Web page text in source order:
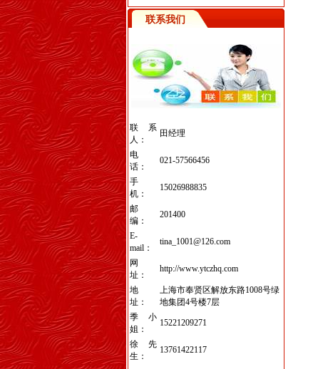
联系我们
联系
人：
田经理
电
话：
021-57566456
手
机：
15026988835
邮
编：
201400
E-
mail：
tina_1001@126.com
网
址：
http://www.ytczhq.com
地
址：
上海市奉贤区解放东路1008号绿
地集团4号楼7层
季小
姐：
15221209271
徐先
生：
13761422117